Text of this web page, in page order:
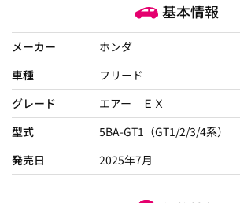
基本情報
メーカー
ホンダ
車種
フリード
グレード
エアー ＥＸ
型式
5BA-GT1（GT1/2/3/4系）
発売日
2025年7月